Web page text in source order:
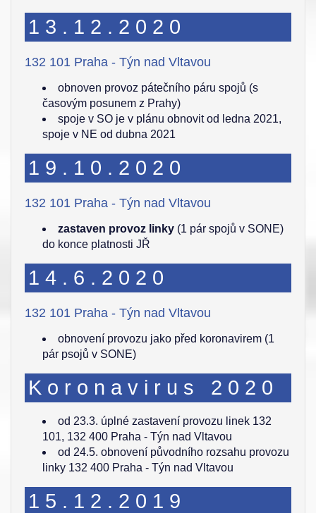
13.12.2020
132 101 Praha - Týn nad Vltavou
obnoven provoz pátečního páru spojů (s
časovým posunem z Prahy)
spoje v SO je v plánu obnovit od ledna 2021,
spoje v NE od dubna 2021
19.10.2020
132 101 Praha - Týn nad Vltavou
zastaven provoz linky (1 pár spojů v SONE)
do konce platnosti JŘ
14.6.2020
132 101 Praha - Týn nad Vltavou
obnovení provozu jako před koronavirem (1
pár psojů v SONE)
Koronavirus 2020
od 23.3. úplné zastavení provozu linek 132
101, 132 400 Praha - Týn nad Vltavou
od 24.5. obnovení původního rozsahu provozu
linky 132 400 Praha - Týn nad Vltavou
15.12.2019